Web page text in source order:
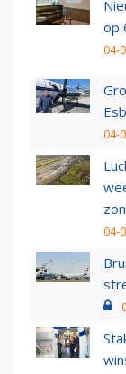
op
04-
04-
04-